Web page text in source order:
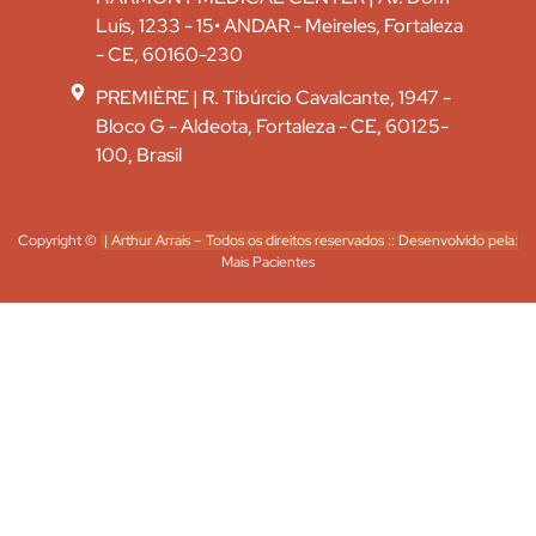
Luís, 1233 - 15• ANDAR - Meireles, Fortaleza
- CE, 60160-230
PREMIÈRE | R. Tibúrcio Cavalcante, 1947 -
Bloco G - Aldeota, Fortaleza - CE, 60125-
100, Brasil
Copyright © | Arthur Arrais – Todos os direitos reservados :: Desenvolvido pela:
Mais Pacientes